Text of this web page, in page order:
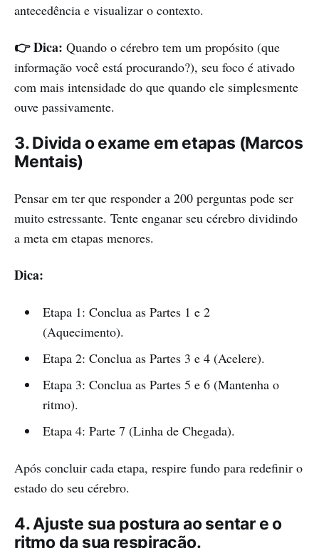
antecedência e visualizar o contexto.
👉 Dica: Quando o cérebro tem um propósito (que
informação você está procurando?), seu foco é ativado
com mais intensidade do que quando ele simplesmente
ouve passivamente.
3. Divida o exame em etapas (Marcos
Mentais)
Pensar em ter que responder a 200 perguntas pode ser
muito estressante. Tente enganar seu cérebro dividindo
a meta em etapas menores.
Dica:
Etapa 1: Conclua as Partes 1 e 2
(Aquecimento).
Etapa 2: Conclua as Partes 3 e 4 (Acelere).
Etapa 3: Conclua as Partes 5 e 6 (Mantenha o
ritmo).
Etapa 4: Parte 7 (Linha de Chegada).
Após concluir cada etapa, respire fundo para redefinir o
estado do seu cérebro.
4. Ajuste sua postura ao sentar e o
ritmo da sua respiração.